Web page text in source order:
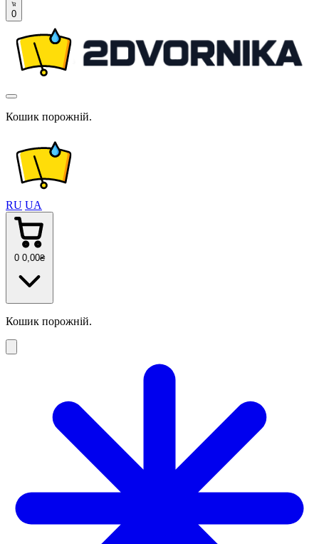
0
Кошик порожній.
RU UA
0 0 ,00₴
Кошик порожній.